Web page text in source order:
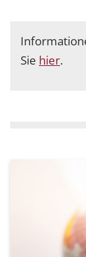
Sie hier.